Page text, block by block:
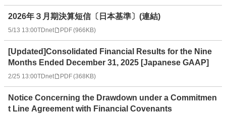
2026年３月期決算短信〔日本基準〕(連結)
5/13 13:00TDnet PDF(966KB)
[Updated]Consolidated Financial Results for the Nine
Months Ended December 31, 2025 [Japanese GAAP]
2/25 13:00TDnet PDF(368KB)
Notice Concerning the Drawdown under a Commitmen
t Line Agreement with Financial Covenants